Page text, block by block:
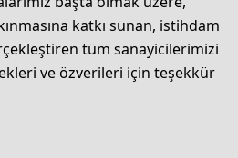
katkı sunan, istihdam
tüm sanayicilerimizi
ve özverileri için teşekkür